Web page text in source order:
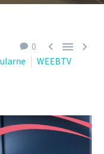
0   
WEEBTV